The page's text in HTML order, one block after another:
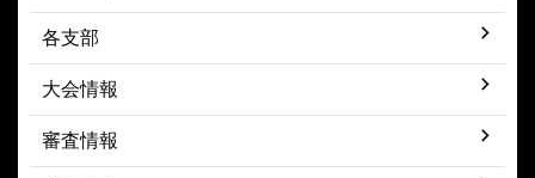
各支部
大会情報
審査情報